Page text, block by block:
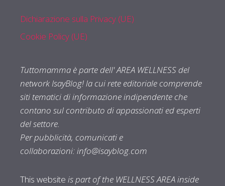
Dichiarazione sulla Privacy (UE)
Cookie Policy (UE)
Tuttomamma è parte dell' AREA WELLNESS del
network IsayBlog! la cui rete editoriale comprende
siti tematici di informazione indipendente che
contano sul contributo di appassionati ed esperti
del settore.
Per pubblicità, comunicati e
collaborazioni:info@isayblog.com
This website is part of the WELLNESS AREA inside